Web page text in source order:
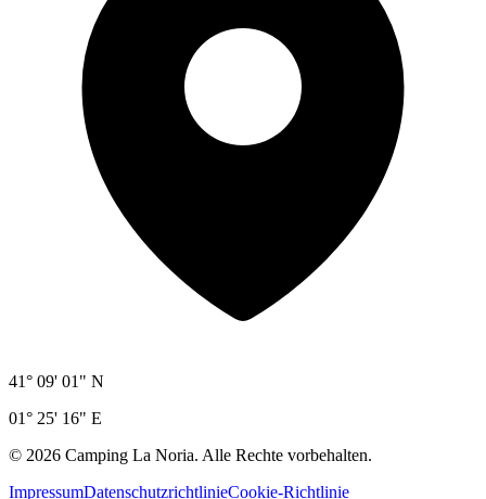
41° 09' 01" N
01° 25' 16" E
© 2026 Camping La Noria. Alle Rechte vorbehalten.
ImpressumDatenschutzrichtlinieCookie-Richtlinie